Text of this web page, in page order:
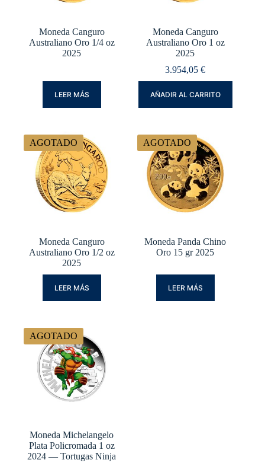
Moneda Canguro
Australiano Oro 1/4 oz
2025
LEER MÁS
Moneda Canguro
Australiano Oro 1 oz
2025
3.954,05€
AÑADIR AL CARRITO
AGOTADO
Moneda Canguro
Australiano Oro 1/2 oz
2025
LEER MÁS
AGOTADO
Moneda Panda Chino
Oro 15 gr 2025
LEER MÁS
AGOTADO
Moneda Michelangelo
Plata Policromada 1 oz
2024 — Tortugas Ninja